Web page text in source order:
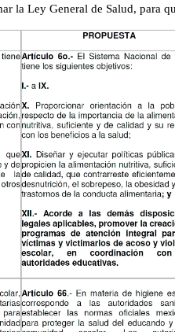
la Ley General de Salud, para